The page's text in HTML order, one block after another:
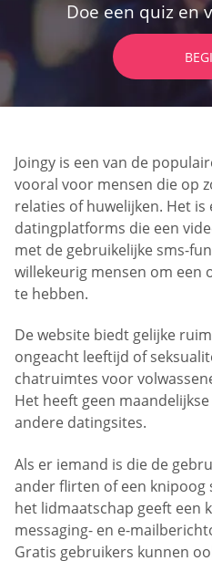
Doe een quiz en
Joingy is een van de
vooral voor mensen die op
relaties of huwelijken. Het is
datingplatforms die een
met de gebruikelijke sms-
willekeurig mensen om een
te hebben.
De website biedt gelijke
ongeacht leeftijd of
chatruimtes voor
Het heeft geen
andere datingsites.
Als er iemand is die de
ander flirten of een knipoog
het lidmaatschap geeft een
messaging- en e-
Gratis gebruikers kunnen